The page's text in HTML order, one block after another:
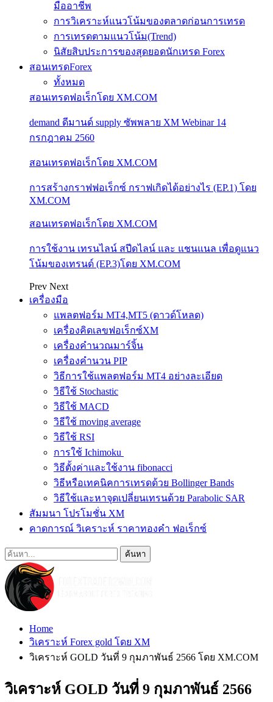
มืออาชีพ
การวิเคราะห์แนวโน้มของตลาดก่อนการเทรด
การเทรดตามแนวโน้ม(Trend)
นิสัยสิบประการของสุดยอดนักเทรด Forex
สอนเทรดForex
ทั้งหมด
สอนเทรดฟอเร็กโดย XM.COM
demand ดีมานด์ supply ซัพพลาย XM Webinar 14
กรกฎาคม 2560
สอนเทรดฟอเร็กโดย XM.COM
การสร้างกราฟฟอเร็กซ์ กราฟเกิดได้อย่างไร (EP.1) โดย
XM.COM
สอนเทรดฟอเร็กโดย XM.COM
การใช้งาน เทรนไลน์ สปีดไลน์ และ แชนแนล เพื่อดูแนว
โน้มของเทรนด์ (EP.3)โดย XM.COM
Prev Next
เครื่องมือ
แพลตฟอร์ม MT4,MT5 (ดาวด์โหลด)
เครื่องคิดเลขฟอเร็กซ์XM
เครื่องคำนวณมาร์จิ้น
เครื่องคำนวน PIP
วิธีการใช้แพลตฟอร์ม MT4 อย่างละเอียด
วิธีใช้ Stochastic
วิธีใช้ MACD
วิธีใช้ moving average
วิธีใช้ RSI
การใช้ Ichimoku
วิธีตั้งค่าและใช้งาน fibonacci
วิธีหรือเทคนิคการเทรดด้วย Bollinger Bands
วิธีใช้และหาจุดเปลี่ยนเทรนด้วย Parabolic SAR
สัมมนา โปรโมชั่น XM
คาดการณ์ วิเคราะห์ ราคาทองคำ ฟอเร็กซ์
Home
วิเคราะห์ Forex gold โดย XM
วิเคราะห์ GOLD วันที่ 9 กุมภาพันธ์ 2566 โดย XM.COM
วิเคราะห์ GOLD วันที่ 9 กุมภาพันธ์ 2566